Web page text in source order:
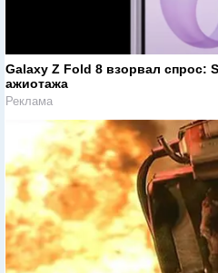
Galaxy Z Fold 8 взорвал спрос:
ажиотажа
Реклама